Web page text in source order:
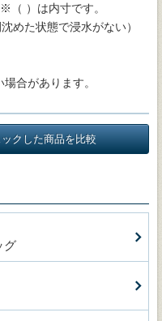
（ ）は内寸です。
めた状態で浸水がない）
合があります。
クした商品を比較
グ